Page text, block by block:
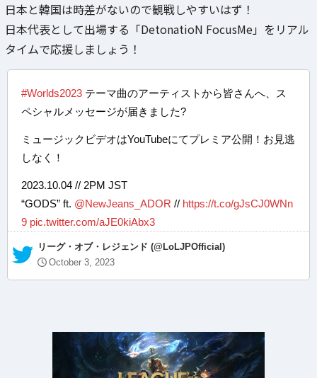
日本と韓国は時差がないので観戦しやすいはず！
日本代表として出場する「DetonatioN FocusMe」をリアル
タイムで応援しましょう！
#Worlds2023 テーマ曲のアーティストから皆さんへ、ス
ペシャルメッセージが届きました?
ミュージックビデオはYouTubeにてプレミア公開！お見逃
しなく！
2023.10.04 // 2PM JST
“GODS” ft. @NewJeans_ADOR // https://t.co/gJsCJ0WNn
9 pic.twitter.com/aJE0kiAbx3
— リーグ・オブ・レジェンド (@LoLJPOfficial)
October 3, 2023